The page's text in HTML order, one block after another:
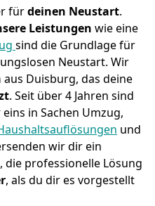
fürdeinen Neustart.
Leistungen wie eine
sind die Grundlage für
Neustart. Wir
aus Duisburg, das deine
. Seit über 4 Jahren sind
in Sachen Umzug,
und
wir dir ein
professionelle Lösung
, als du dir es vorgestellt